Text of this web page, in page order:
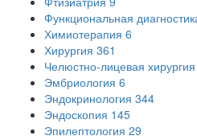
Функциональная
Химиотерапия 6
Хирургия 361
Челюстно-лицевая хирургия
Эмбриология 6
Эндокринология 344
Эндоскопия 145
Эпилептология 29